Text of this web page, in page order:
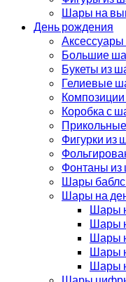
Шары на
День рождения
Большие
Букеты из
Гелиевые
Коробка с
Фигурки из
Фонтаны из
Шары баблс
Шары на
Шары
Шары
Шары
Шары
Шары